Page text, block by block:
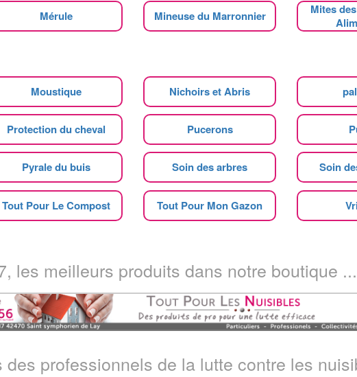
Mérule Mineuse du Marronnier
Mites
Moustique Nichoirs et Abris
Protection du cheval Pucerons
Pyrale du buis Soin des arbres Soin
Tout Pour Le Compost Tout Pour Mon Gazon
les meilleurs produits dans notre boutique ...
des professionnels de la lutte contre les